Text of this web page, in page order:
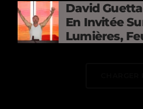
France
David
En Invitée
Lumières,